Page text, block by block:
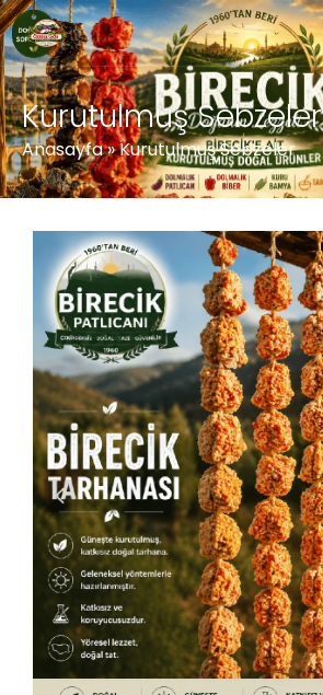
Kurutulmuş Sebzeler
Anasayfa»Kurutulmuş Sebzeler